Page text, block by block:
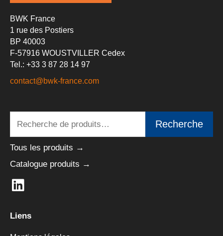
BWK France
1 rue des Postiers
BP 40003
F-57916 WOUSTVILLER Cedex
Tel.: +33 3 87 28 14 97
contact@bwk-france.com
pour :
Recherche
Tous les produits →
Catalogue produits →
L
i
k
Liens